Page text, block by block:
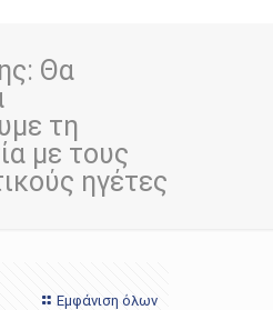
Θα
τη
με τους
ηγέτες
Εμφάνιση όλων